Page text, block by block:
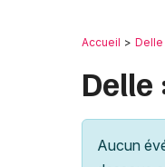
Accueil Delle
Aucun